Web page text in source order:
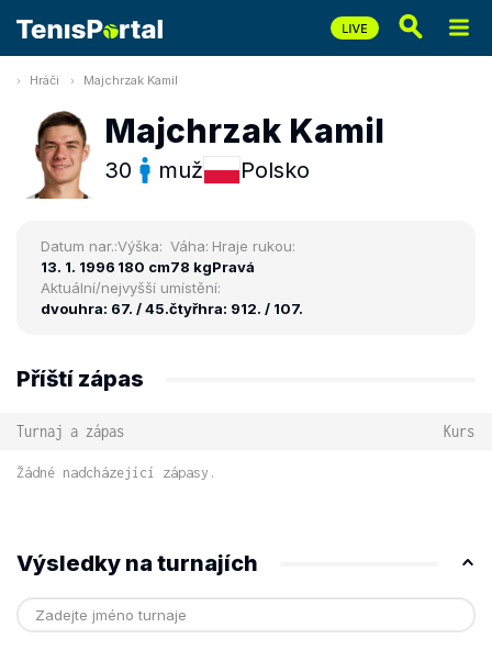
Hráči Majchrzak Kamil
Majchrzak Kamil
30 muž Polsko
Datum nar.:
13. 1. 1996
Výška:
180 cm
Váha:
78 kg
Hraje rukou:
Pravá
Aktuální/nejvyšší umístění:
dvouhra: 67. / 45.čtyřhra: 912. / 107.
Příští zápas
Turnaj a zápas Kurs
Žádné nadcházející zápasy.
Výsledky na turnajích